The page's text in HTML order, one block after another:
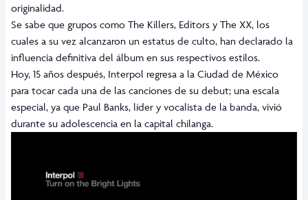
originalidad.
Se sabe que grupos como The Killers, Editors y The XX, los
cuales a su vez alcanzaron un estatus de culto, han declarado la
influencia definitiva del álbum en sus respectivos estilos.
Hoy, 15 años después, Interpol regresa a la Ciudad de México
para tocar cada una de las canciones de su debut; una escala
especial, ya que Paul Banks, líder y vocalista de la banda, vivió
durante su adolescencia en la capital chilanga.